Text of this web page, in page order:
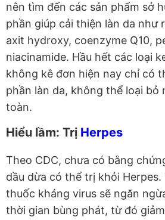
nên tìm đến các sản phẩm sở
phần giúp cải thiện làn da như
axit hydroxy, coenzyme Q10,
niacinamide. Hầu hết các loại
không kê đơn hiện nay chỉ có
phần làn da, không thể loại bỏ
toàn.
Hiểu lầm: Trị Herpes
Theo CDC, chưa có bằng
dầu dừa có thể trị khỏi Herpes.
thuốc kháng virus sẽ ngăn
thời gian bùng phát, từ đó